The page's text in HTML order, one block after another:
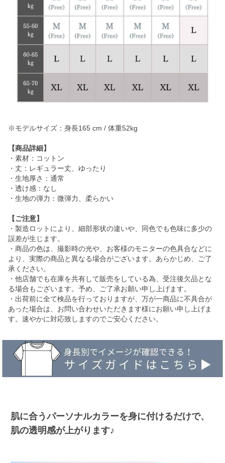
※モデルサイズ：身長165 cm / 体重52kg
【商品詳細】
・素材：コットン
・丈：レギュラー丈、ゆったり
・生地厚さ：通常
・透け感：なし
・生地の弾力：微弾力、柔らかい
【ご注意】
・製造ロットにより、細部形状の違いや、同色でも色味に多少の
誤差が生じます。
・商品の色は、撮影時の光や、お客様のモニターの色具合などに
より、実際の商品と異なる場合がございます。あらかじめ、ご了
承ください。
・他店舗でも在庫を共有して販売をしている為、受注後欠品とな
る場合もございます。予め、ご了承お願い申し上げます。
・出荷前に全て検品を行っておりますが、万が一商品に不具合が
あった場合は、お問い合わせいただきます様にお願い申し上げま
す。速やかに対応致しますのでご安心ください。
肌に合うパーソナルカラーを身に付けるだけで、
肌の透明感が上がります♪